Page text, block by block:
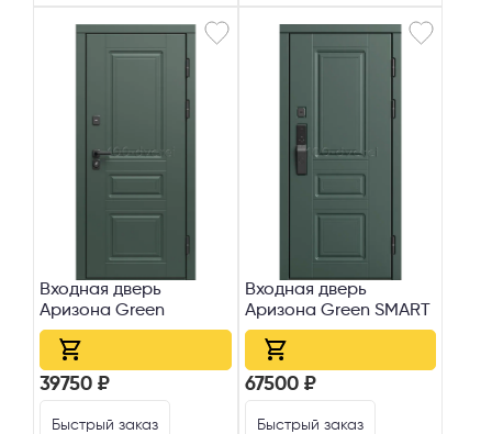
Входная дверь
Аризона Green
39750 ₽
Быстрый заказ
Входная дверь
Аризона Green SMART
67500 ₽
Быстрый заказ
Телефон